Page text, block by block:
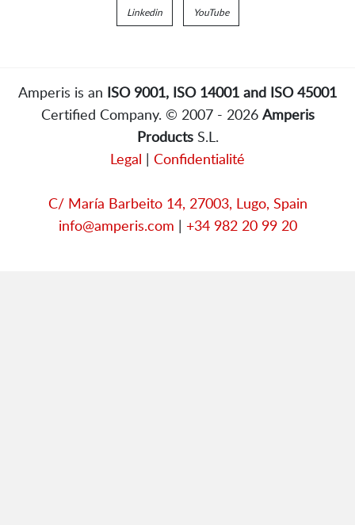
Linkedin YouTube
Amperis is an ISO 9001, ISO 14001 and ISO 45001
Certified Company. © 2007 - 2026 Amperis
ProductsS.L.
Legal | Confidentialité
C/ María Barbeito 14, 27003, Lugo, Spain
info@amperis.com | +34 982 20 99 20